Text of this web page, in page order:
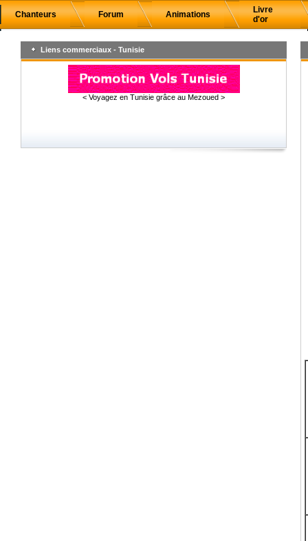
Chanteurs Forum Animations
Livre
d'or
Liens commerciaux - Tunisie
< Voyagez en Tunisie grâce au Mezoued >